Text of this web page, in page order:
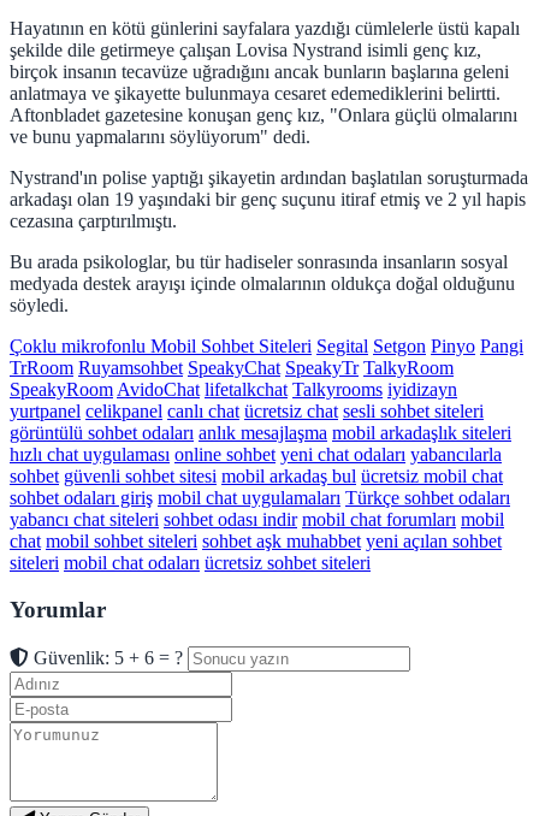
Hayatının en kötü günlerini sayfalara yazdığı cümlelerle üstü kapalı
şekilde dile getirmeye çalışan Lovisa Nystrand isimli genç kız,
birçok insanın tecavüze uğradığını ancak bunların başlarına geleni
anlatmaya ve şikayette bulunmaya cesaret edemediklerini belirtti.
Aftonbladet gazetesine konuşan genç kız, "Onlara güçlü olmalarını
ve bunu yapmalarını söylüyorum" dedi.
Nystrand'ın polise yaptığı şikayetin ardından başlatılan soruşturmada
arkadaşı olan 19 yaşındaki bir genç suçunu itiraf etmiş ve 2 yıl hapis
cezasına çarptırılmıştı.
Bu arada psikologlar, bu tür hadiseler sonrasında insanların sosyal
medyada destek arayışı içinde olmalarının oldukça doğal olduğunu
söyledi.
Çoklu mikrofonlu Mobil Sohbet Siteleri Segital Setgon Pinyo Pangi
TrRoom Ruyamsohbet SpeakyChat SpeakyTr TalkyRoom
SpeakyRoom AvidoChat lifetalkchat Talkyrooms iyidizayn
yurtpanel celikpanel canlı chat ücretsiz chat sesli sohbet siteleri
görüntülü sohbet odaları anlık mesajlaşma mobil arkadaşlık siteleri
hızlı chat uygulaması online sohbet yeni chat odaları yabancılarla
sohbet güvenli sohbet sitesi mobil arkadaş bul ücretsiz mobil chat
sohbet odaları giriş mobil chat uygulamaları Türkçe sohbet odaları
yabancı chat siteleri sohbet odası indir mobil chat forumları mobil
chat mobil sohbet siteleri sohbet aşk muhabbet yeni açılan sohbet
siteleri mobil chat odaları ücretsiz sohbet siteleri
Yorumlar
Güvenlik: 5 + 6 = ?